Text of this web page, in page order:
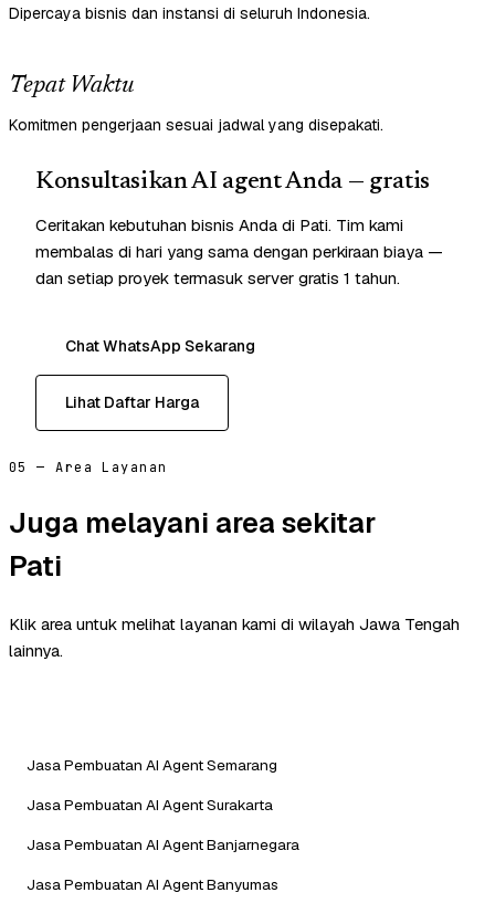
Dipercaya bisnis dan instansi di seluruh Indonesia.
Tepat Waktu
Komitmen pengerjaan sesuai jadwal yang disepakati.
Konsultasikan AI agent Anda — gratis
Ceritakan kebutuhan bisnis Anda di Pati. Tim kami
membalas di hari yang sama dengan perkiraan biaya —
dan setiap proyek termasuk server gratis 1 tahun.
Chat WhatsApp Sekarang
Lihat Daftar Harga
05 — Area Layanan
Juga melayani area sekitar
Pati
Klik area untuk melihat layanan kami di wilayah Jawa Tengah
lainnya.
Jasa Pembuatan AI Agent Semarang
Jasa Pembuatan AI Agent Surakarta
Jasa Pembuatan AI Agent Banjarnegara
Jasa Pembuatan AI Agent Banyumas